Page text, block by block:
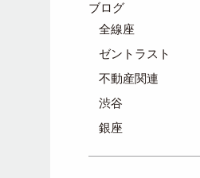
ブログ
全線座
ゼントラスト
不動産関連
渋谷
銀座